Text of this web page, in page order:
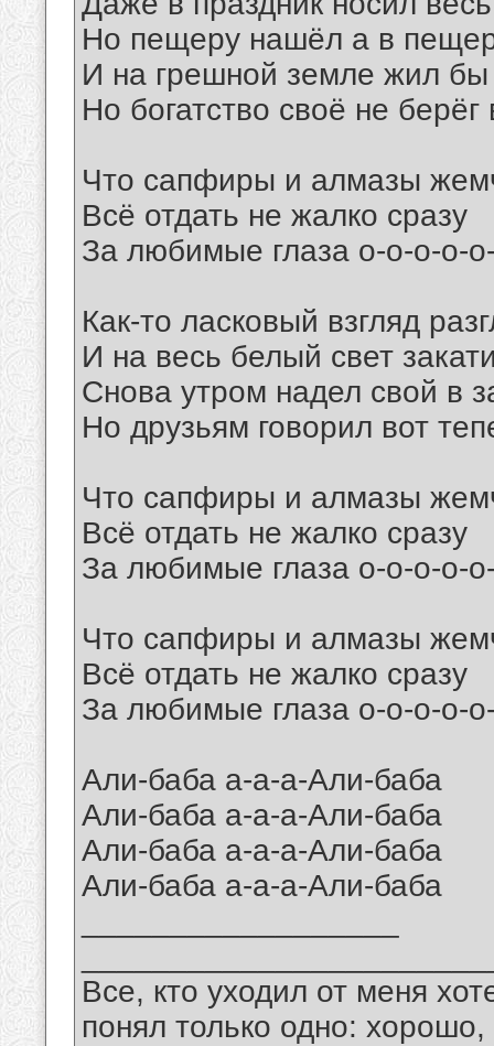
Но пещеру нашёл а в
И на грешной земле жил
Но богатство своё не
Что сапфиры и алмазы
Всё отдать не жалко сразу
За любимые глаза о-о-о-о-
Как-то ласковый взгляд
И на весь белый свет
Снова утром надел свой в
Но друзьям говорил вот
Что сапфиры и алмазы
Всё отдать не жалко сразу
За любимые глаза о-о-о-о-
Что сапфиры и алмазы
Всё отдать не жалко сразу
За любимые глаза о-о-о-о-
Али-баба a-а-а-Aли-баба
Али-баба a-а-а-Aли-баба
Али-баба a-а-а-Aли-баба
Али-баба a-а-а-Aли-баба
Все, кто уходил от меня
понял только одно: